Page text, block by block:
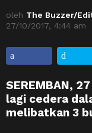
oleh The Buzzer/
27/10/2017, 4:44 am
SEREMBAN,
lagi cedera
melibatkan 3